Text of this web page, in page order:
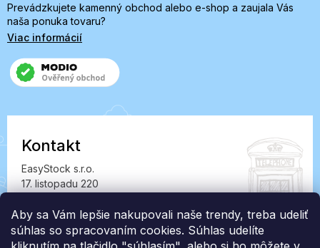
Aby sa Vám lepšie nakupovali naše trendy, treba udeliť
súhlas so spracovaním cookies. Súhlas udelíte
Prevádzkujete kamenný obchod alebo e-shop a zaujala Vás
naša ponuka tovaru?
Viac informácií
Kontakt
EasyStock s.r.o.
17. listopadu 220
IČ: 07727402, DIČ: CZ07727402
info@londonclub.sk